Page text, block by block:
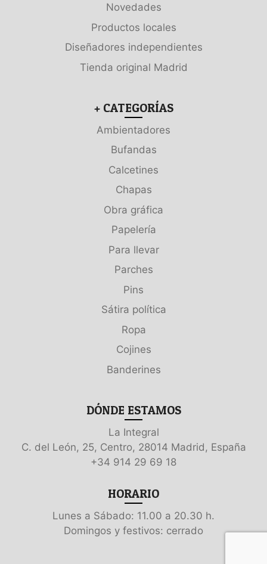
Novedades
Productos locales
Diseñadores independientes
Tienda original Madrid
+ CATEGORÍAS
Ambientadores
Bufandas
Calcetines
Chapas
Obra gráfica
Papelería
Para llevar
Parches
Pins
Sátira política
Ropa
Cojines
Banderines
DÓNDE ESTAMOS
La Integral
C. del León, 25, Centro, 28014 Madrid, España
+34 914 29 69 18
HORARIO
Lunes a Sábado: 11.00 a 20.30 h.
Domingos y festivos: cerrado